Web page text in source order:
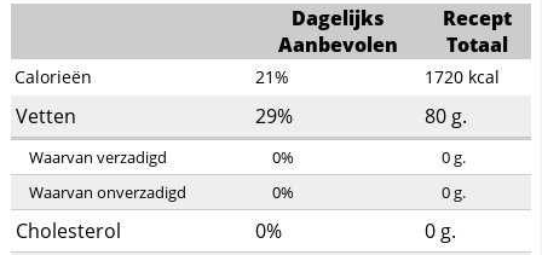
Dagelijks
Aanbevolen
Recept
Totaal
Calorieën 21% 1720 kcal
Vetten 29% 80 g.
Waarvan verzadigd 0% 0g.
Waarvan onverzadigd
0% 0g.
Cholesterol 0% 0 g.